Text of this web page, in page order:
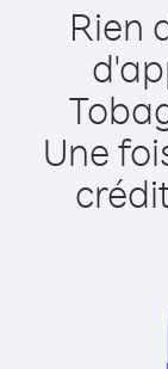
Rien
Une